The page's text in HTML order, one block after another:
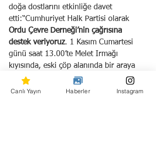
doğa dostlarını etkinliğe davet
etti:“Cumhuriyet Halk Partisi olarak
Ordu Çevre Derneği’nin çağrısına
destek veriyoruz. 1 Kasım Cumartesi
günü saat 13.00’te Melet Irmağı
kıyısında, eski çöp alanında bir araya
geleceğiz. Ordu’nun doğasına, suyuna,
havasına ve yaşam alanlarına sahip
Canlı Yayın Haberler Instagram